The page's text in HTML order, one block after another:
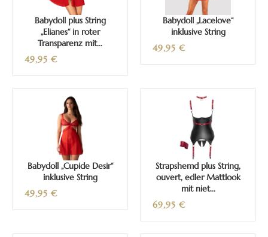
Babydoll plus String
„Elianes“ in roter
Transparenz mit...
49,95 €
Babydoll „Lacelove“
inklusive String
49,95 €
Babydoll „Cupide Desir“
inklusive String
49,95 €
Strapshemd plus String,
ouvert, edler Mattlook
mit niet...
69,95 €